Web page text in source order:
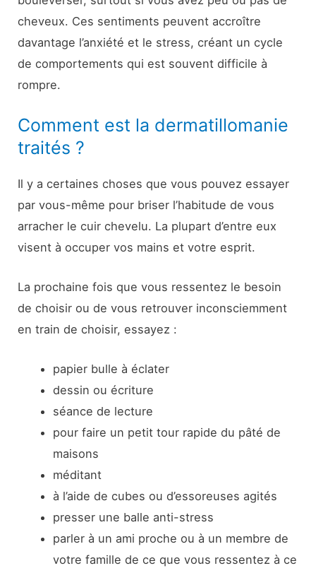
cheveux. Ces sentiments peuvent accroître
davantage l’anxiété et le stress, créant un cycle
de comportements qui est souvent difficile à
rompre.
Comment est la dermatillomanie
traités ?
Il y a certaines choses que vous pouvez essayer
par vous-même pour briser l’habitude de vous
arracher le cuir chevelu. La plupart d’entre eux
visent à occuper vos mains et votre esprit.
La prochaine fois que vous ressentez le besoin
de choisir ou de vous retrouver inconsciemment
en train de choisir, essayez :
papier bulle à éclater
dessin ou écriture
séance de lecture
pour faire un petit tour rapide du pâté de
maisons
méditant
à l’aide de cubes ou d’essoreuses agités
presser une balle anti-stress
parler à un ami proche ou à un membre de
votre famille de ce que vous ressentez à ce